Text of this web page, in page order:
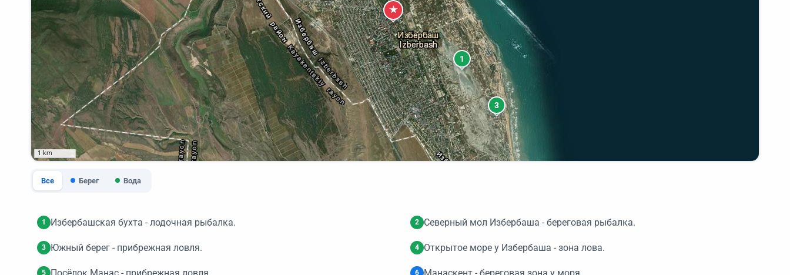
★
1
3
1 km
Все Берег Вода
1 Избербашская бухта - лодочная рыбалка. 2 Северный мол Избербаша - береговая рыбалка.
3 Южный берег - прибрежная ловля. 4 Открытое море у Избербаша - зона лова.
5 6